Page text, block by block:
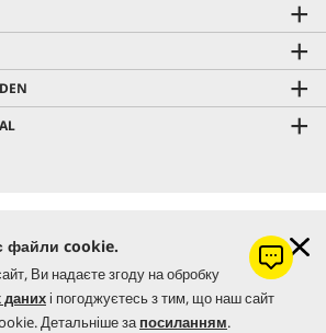
файли cookie.
Ви надаєте згоду на обробку
і погоджуєтесь з тим, що наш сайт
Детальніше запосиланням.
7000 грн
| Гарантія
Ukraine - офіційне представництво